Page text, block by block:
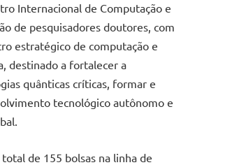
Internacional de Computação e
de pesquisadores doutores, com
estratégico de computação e
destinado a fortalecer a
quânticas críticas, formar e
tecnológico autônomo e
de 155 bolsas na linha de